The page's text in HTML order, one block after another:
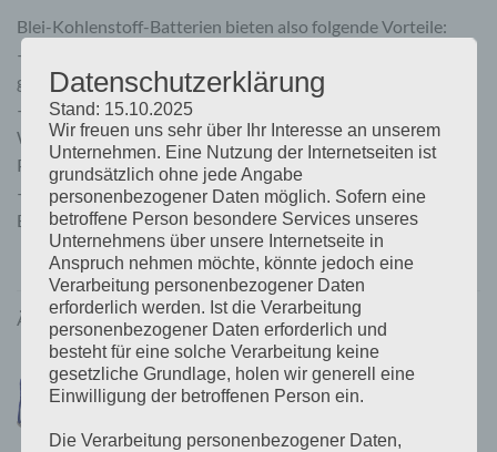
Blei-Kohlenstoff-Batterien bieten also folgende Vorteile:
– Weniger Sulfatierung beim Betrieb in einem teilweise
geladenen Zustand.
– Niedrigere Lade-Spannung und daher ein höherer
Wirkungsgrad sowie weniger Korrosion der positiven
Platten.
– Insgesamt führt dies zu einer längeren
Betriebslebensdauer.
ÄHNLICHE PRODUKTE
Datenschutzerklärung
Stand: 15.10.2025
Wir freuen uns sehr über Ihr Interesse an unserem
Unternehmen. Eine Nutzung der Internetseiten ist
grundsätzlich ohne jede Angabe
personenbezogener Daten möglich. Sofern eine
betroffene Person besondere Services unseres
Unternehmens über unsere Internetseite in
Anspruch nehmen möchte, könnte jedoch eine
Verarbeitung personenbezogener Daten
erforderlich werden. Ist die Verarbeitung
personenbezogener Daten erforderlich und
besteht für eine solche Verarbeitung keine
gesetzliche Grundlage, holen wir generell eine
Einwilligung der betroffenen Person ein.
Die Verarbeitung personenbezogener Daten,